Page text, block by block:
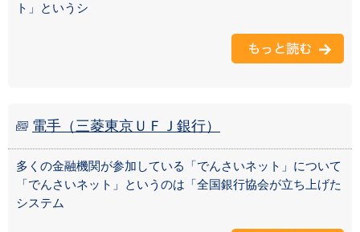
ト」というシ
電手（三菱東京ＵＦＪ銀行）
多くの金融機関が参加している「でんさいネット」について
「でんさいネット」というのは「全国銀行協会が立ち上げた
システム